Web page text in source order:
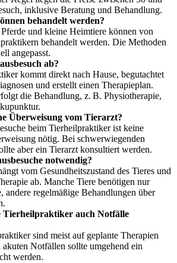
inklusive Beratung und Behandlung.
behandelt werden?
und kleine Heimtiere können von
behandelt werden. Die Methoden
angepasst.
ab?
kommt direkt nach Hause, begutachtet
und erstellt einen Therapieplan.
die Behandlung, z. B. Physiotherapie,
Überweisung vom Tierarzt?
beim Tierheilpraktiker ist keine
nötig. Bei schwerwiegenden
aber ein Tierarzt konsultiert werden.
notwendig?
vom Gesundheitszustand des Tieres und
ab. Manche Tiere benötigen nur
andere regelmäßige Behandlungen über
Tierheilpraktiker auch Notfälle
sind meist auf geplante Therapien
Notfällen sollte umgehend ein
werden.